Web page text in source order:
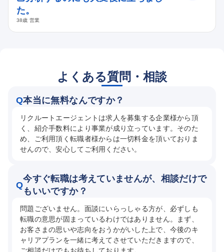
た。
38歳 営業
よくある質問・相談
Q本当に無料なんですか？
リクルートエージェントは求人を募集する企業様から頂
く、紹介手数料により事業が成り立っています。そのた
め、ご利用頂く転職者様からは一切料金を頂いておりま
せんので、安心してご利用ください。
Q
今すぐ転職は考えていませんが、相談だけで
もいいですか？
問題ございません。面談にいらっしゃる方が、必ずしも
転職の意思が固まっているわけではありません。まず、
お客さまの思いや志向をおうかがいした上で、今後のキ
ャリアプランを一緒に考えてさせていただきますので、